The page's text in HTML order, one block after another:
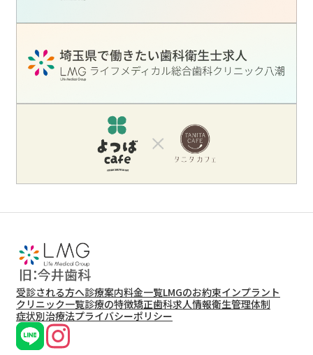
受診される方へ診療案内料金一覧LMGのお約束インプラント
クリニック一覧診療の特徴矯正歯科求人情報衛生管理体制
症状別治療法プライバシーポリシー